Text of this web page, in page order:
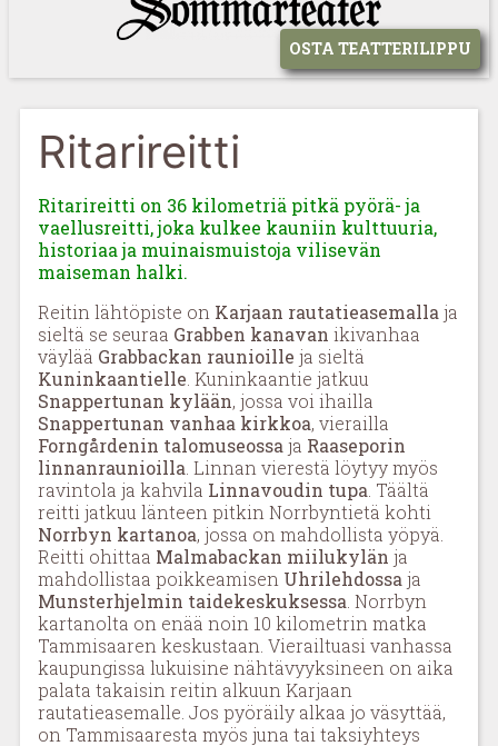
OSTA TEATTERILIPPU
Ritarireitti
Ritarireitti on 36 kilometriä pitkä pyörä- ja
vaellusreitti, joka kulkee kauniin kulttuuria,
historiaa ja muinaismuistoja vilisevän
maiseman halki.
Reitin lähtöpiste on Karjaan rautatieasemalla ja
sieltä se seuraa Grabben kanavan ikivanhaa
väylää Grabbackan raunioille ja sieltä
Kuninkaantielle . Kuninkaantie jatkuu
Snappertunan kylään, jossa voi ihailla
Snappertunan vanhaa kirkkoa, vierailla
Forngårdenin talomuseossa ja Raaseporin
linnanraunioilla . Linnan vierestä löytyy myös
ravintola ja kahvila Linnavoudin tupa . Täältä
reitti jatkuu länteen pitkin Norrbyntietä kohti
Norrbyn kartanoa, jossa on mahdollista yöpyä.
Reitti ohittaa Malmabackan miilukylän ja
mahdollistaa poikkeamisen Uhrilehdossa ja
Munsterhjelmin taidekeskuksessa . Norrbyn
kartanolta on enää noin 10 kilometrin matka
Tammisaaren keskustaan. Vierailtuasi vanhassa
kaupungissa lukuisine nähtävyyksineen on aika
palata takaisin reitin alkuun Karjaan
rautatieasemalle. Jos pyöräily alkaa jo väsyttää,
on Tammisaaresta myös juna tai taksiyhteys